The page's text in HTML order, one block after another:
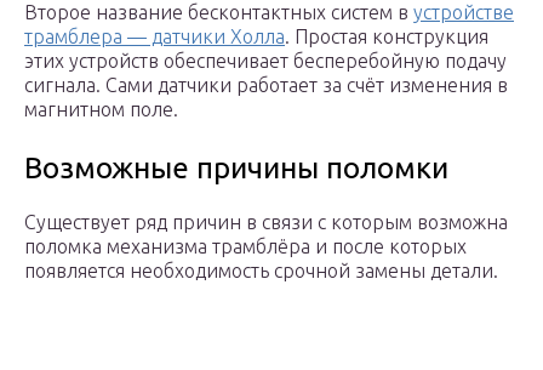
Второе название бесконтактных систем в устройстве
трамблера — датчики Холла. Простая конструкция
этих устройств обеспечивает бесперебойную подачу
сигнала. Сами датчики работает за счёт изменения в
магнитном поле.
Возможные причины поломки
Существует ряд причин в связи с которым возможна
поломка механизма трамблёра и после которых
появляется необходимость срочной замены детали.